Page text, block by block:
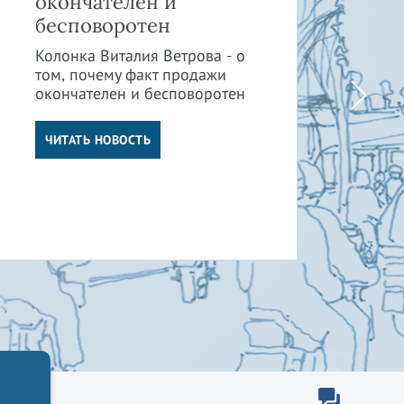
бесповоротен
Колонка Виталия Ветрова - о
том, почему факт продажи
окончателен и бесповоротен
ЧИТАТЬ НОВОСТЬ
от